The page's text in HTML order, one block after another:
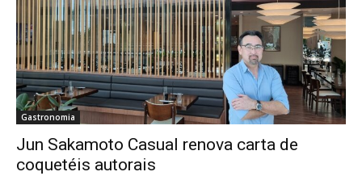
Gastronomia
Jun Sakamoto Casual renova carta de
coquetéis autorais